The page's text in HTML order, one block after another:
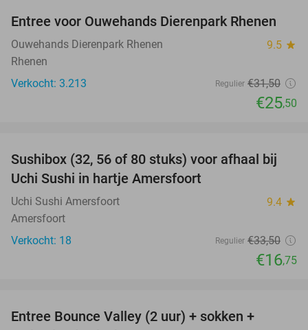
19%
Entree voor Ouwehands Dierenpark Rhenen
Ouwehands Dierenpark Rhenen 9.5 star
Rhenen
Verkocht: 3.213
Regulier €31,50
€25,50
50%
Sushibox (32, 56 of 80 stuks) voor afhaal bij
Uchi Sushi in hartje Amersfoort
Uchi Sushi Amersfoort 9.4 star
Amersfoort
Verkocht: 18
Regulier €33,50
€16,75
Entree Bounce Valley (2 uur) + sokken +